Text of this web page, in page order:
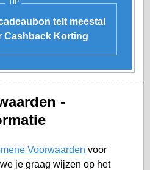
TIP
telt meestal
Cashback Korting
-
Voorwaarden voor
je graag wijzen op het